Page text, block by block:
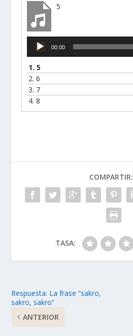
5
Reproductor
audio
00:00
1.5
2.6
3. 7
4.8
COMPARTIR:
TASA:
Respuesta: La frase “sakro,
sakro, sakro”
ANTERIOR